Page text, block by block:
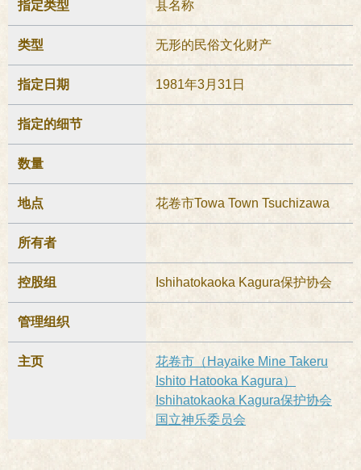
指定类型 县名称
类型 无形的民俗文化财产
指定日期 1981年3月31日
指定的细节
数量
地点 花卷市Towa Town Tsuchizawa
所有者
控股组 Ishihatokaoka Kagura保护协会
管理组织
主页
花卷市（Hayaike Mine Takeru
Ishito Hatooka Kagura）
Ishihatokaoka Kagura保护协会
国立神乐委员会